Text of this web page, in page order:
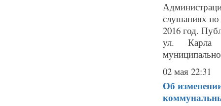
слушаниях по
2016 год.
ул. Карла
02 мая 22:31
Об